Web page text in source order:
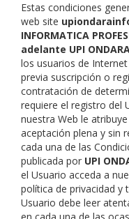
Estas condiciones
web site
INFORMATICA
adelante UPI
los usuarios de
previa suscripción o
contratación de
requiere el registro del
nuestra Web le
aceptación plena y sin
cada una de las
publicada por UPI
el Usuario acceda a
política de privacidad y
Usuario debe leer